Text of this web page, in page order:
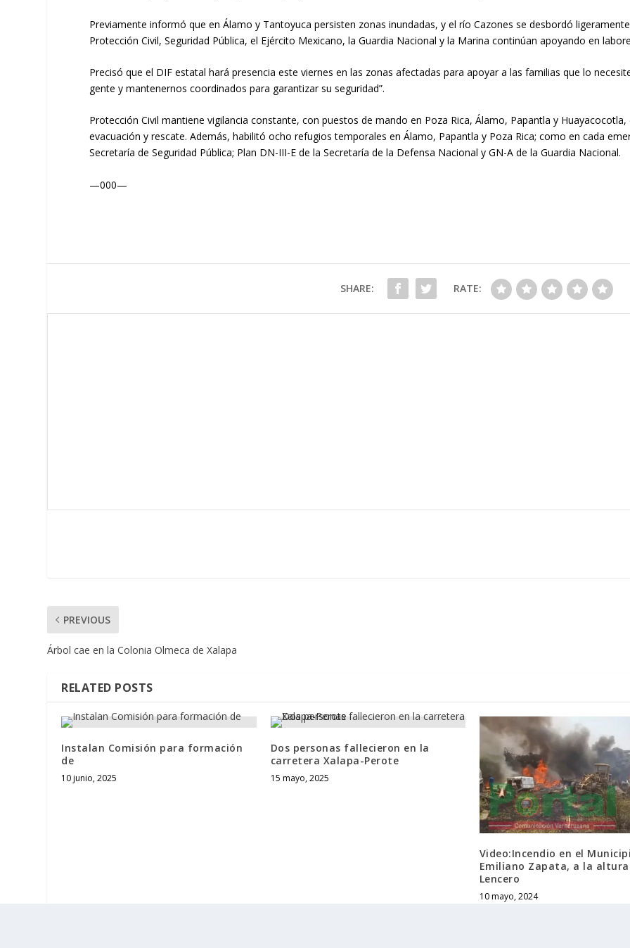
Previamente informó que en Álamo y Tantoyuca persisten zonas inundadas, y el río Cazones se desbordó
Protección Civil, Seguridad Pública, el Ejército Mexicano, la Guardia Nacional y la Marina continúan apoyando en
Precisó que el DIF estatal hará presencia este viernes en las zonas afectadas para apoyar a las familias que lo
gente y mantenernos coordinados para garantizar su seguridad”.
Protección Civil mantiene vigilancia constante, con puestos de mando en Poza Rica, Álamo, Papantla y
evacuación y rescate. Además, habilitó ocho refugios temporales en Álamo, Papantla y Poza Rica; como en cada
Secretaría de Seguridad Pública; Plan DN-III-E de la Secretaría de la Defensa Nacional y GN-A de la Guardia Nacional.
—000—
SHARE: RATE:
PREVIOUS
Árbol cae en la Colonia Olmeca de Xalapa
RELATED POSTS
Instalan Comisión para formación
de
10 junio, 2025
Dos personas fallecieron en la
carretera Xalapa-Perote
15 mayo, 2025
Video:Incendio en el
Emiliano Zapata, a la altura
Lencero
10 mayo, 2024